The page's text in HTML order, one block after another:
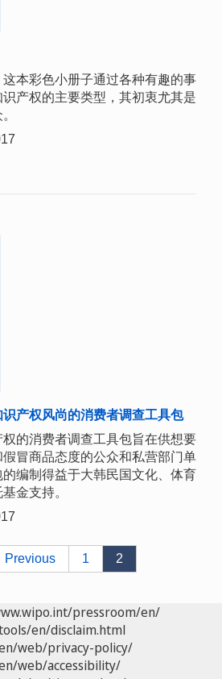
本彩色小册子通过各种有趣的事
产权的主要类型，其初衷尤其是
产权风尚的消费者调查工具包
的消费者调查工具包旨在供想要
冒商品态度的公众和私营部门单
编制得益于大韩民国文化、体育
金支持。
Previous 1 2
pressroom/en/
en/disclaim.html
web/privacy-policy/
web/accessibility/